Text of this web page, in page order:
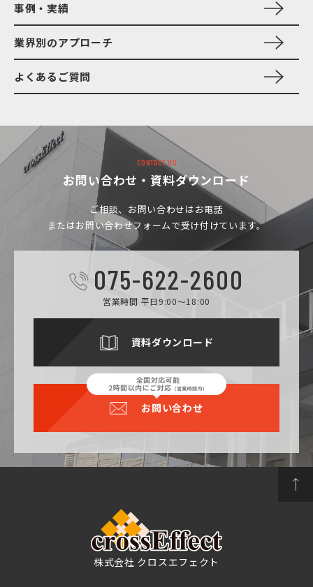
事例・実績
業界別のアプローチ
よくあるご質問
CONTACT US
お問い合わせ・資料ダウンロード
ご相談、お問い合わせはお電話
またはお問い合わせフォームで受け付けています。
075-622-2600
営業時間 平日9:00～18:00
資料ダウンロード
お問い合わせ
株式会社 クロスエフェクト